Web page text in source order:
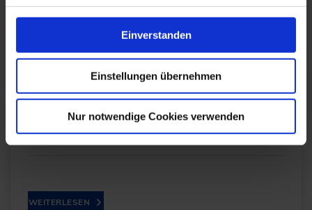
Einverstanden
Einstellungen übernehmen
Nur notwendige Cookies verwenden
Hangsicherungen durch Geokunststoff-
Bewehrte Erdkörper (KBE) Systeme
03.03.2026
WEITERLESEN